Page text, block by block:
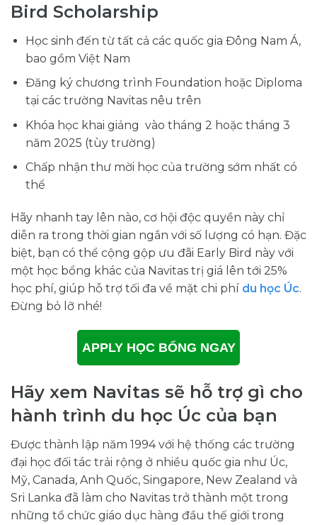
Bird Scholarship
Học sinh đến từ tất cả các quốc gia Đông Nam Á,
bao gồm Việt Nam
Đăng ký chương trình Foundation hoặc Diploma
tại các trường Navitas nêu trên
Khóa học khai giảng vào tháng 2 hoặc tháng 3
năm 2025 (tùy trường)
Chấp nhận thư mời học của trường sớm nhất có
thể
Hãy nhanh tay lên nào, cơ hội độc quyền này chỉ
diễn ra trong thời gian ngắn với số lượng có hạn. Đặc
biệt, bạn có thể cộng gộp ưu đãi Early Bird này với
một học bổng khác của Navitas trị giá lên tới 25%
học phí, giúp hỗ trợ tối đa về mặt chi phí du học Úc.
Đừng bỏ lỡ nhé!
APPLY HỌC BỔNG NGAY
Hãy xem Navitas sẽ hỗ trợ gì cho
hành trình du học Úc của bạn
Được thành lập năm 1994 với hệ thống các trường
đại học đối tác trải rộng ở nhiều quốc gia như Úc,
Mỹ, Canada, Anh Quốc, Singapore, New Zealand và
Sri Lanka đã làm cho Navitas trở thành một trong
những tổ chức giáo dục hàng đầu thế giới trong